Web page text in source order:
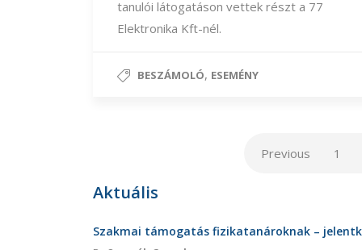
tanulói látogatáson vettek részt a 77
Elektronika Kft-nél.
BESZÁMOLÓ, ESEMÉNY
Previous 1
Aktuális
Szakmai támogatás fizikatanároknak –